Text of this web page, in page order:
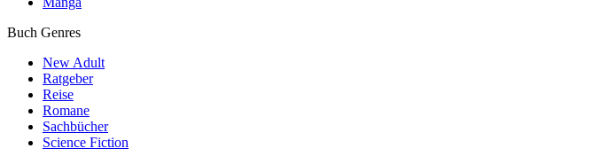
Buch Genres
New Adult
Ratgeber
Reise
Romane
Sachbücher
Science Fiction